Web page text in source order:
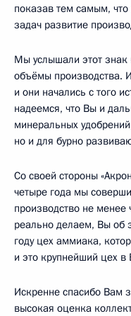
показав тем самым, что
задач развитие
Мы услышали этот знак
объёмы производства.
и они начались с того
надеемся, что Вы и
минеральных
но и для бурно
Со своей стороны
четыре года мы
производство не
реально делаем, Вы об
году цех аммиака,
и это крупнейший цех
Искренне спасибо Вам
высокая оценка